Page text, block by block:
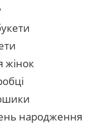
жінок
народження